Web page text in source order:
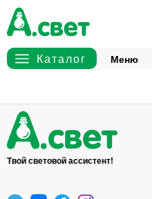
Меню
Твой световой ассистент!